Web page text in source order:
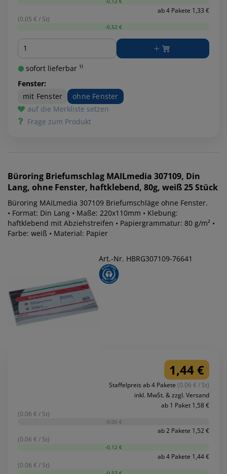
ab 4 Pakete 1,33 €
(0.05 € / St)
-0,52 €
Menge
sofort lieferbar ¹⁾
Fenster:
mit Fenster
ohne Fenster
auf die Merkliste setzen
Frage zum Produkt
Büroring Briefumschlag MAILmedia 307109, Din
Lang, ohne Fenster, haftklebend, 80g, weiß 25 Stück
Büroring MAILmedia 307109 Briefumschläge ohne Fenster.
• Format: Din Lang • Maße: 220x110mm • Klebung:
haftklebend mit Abziehstreifen • Papiergrammatur: 80 g/m² •
Farbe: weiß • Material: Papier
Art.-Nr. HBRG307109-76641
1,44 €
Staffelpreis ab 4 Pakete (0.06 € / St)
inkl. MwSt. & zzgl. Versand
ab 1 Paket 1,58 €
(0.06 € / St)
-0,00 €
ab 2 Pakete 1,52 €
(0.06 € / St)
-0,12 €
ab 4 Pakete 1,44 €
(0.06 € / St)